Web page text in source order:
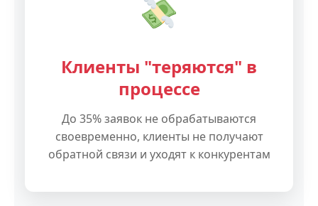
Клиенты "теряются" в
процессе
До 35% заявок не обрабатываются
своевременно, клиенты не получают
обратной связи и уходят к конкурентам